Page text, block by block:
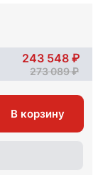
243 548
273 089
В корзину